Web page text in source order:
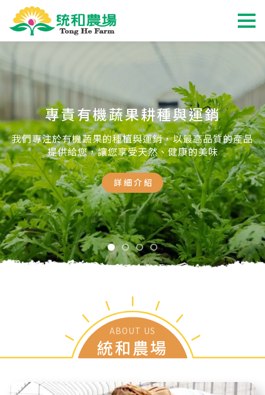
專責有機蔬果耕種與運銷
我們專注於有機蔬果的種植與運銷，以最高品質的產品
提供給您，讓您享受天然、健康的美味
詳細介紹
統和農場
ABOUT US